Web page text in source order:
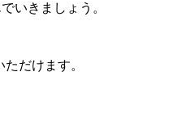
いきましょう。
だけます。